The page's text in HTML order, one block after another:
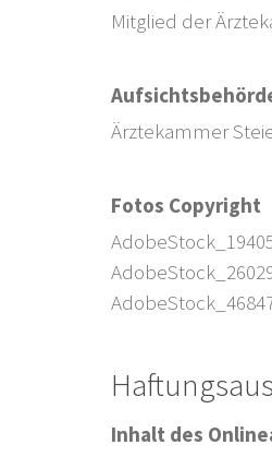
Mitglied der
Ärztekammer
Fotos Copyright
Inhalt des